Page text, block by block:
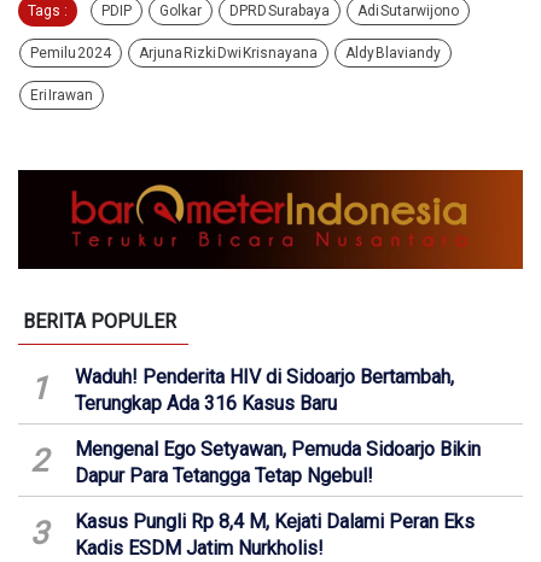
Tags : PDIP Golkar DPRD Surabaya Adi Sutarwijono
Pemilu 2024 Arjuna Rizki Dwi Krisnayana Aldy Blaviandy
Eri Irawan
BERITA POPULER
1
Waduh! Penderita HIV di Sidoarjo Bertambah,
Terungkap Ada 316 Kasus Baru
2
Mengenal Ego Setyawan, Pemuda Sidoarjo Bikin
Dapur Para Tetangga Tetap Ngebul!
3
Kasus Pungli Rp 8,4 M, Kejati Dalami Peran Eks
Kadis ESDM Jatim Nurkholis!